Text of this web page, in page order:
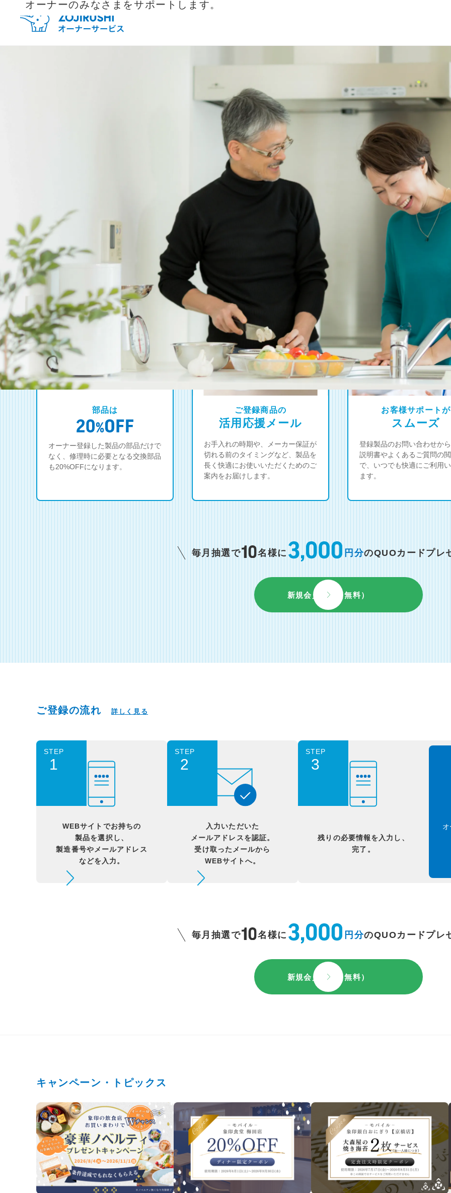
オーナーのみなさまをサポートします。
毎月抽選で 名様に 円分のQUOカードプレ
新規会員登録（無料） ログイン
※新規会員登録または追加製品登録をいただいた方が対象です
※オーナーサービスは日本国内にお住まいの個人の方向けサービスとなりま
オーナー限定！ つの登録特典
部品は
オーナー登録した製品の部品だけで
なく、修理時に必要となる交換部品
も20%OFFになります。
ご登録商品の
活用応援メール
お手入れの時期や、メーカー保証が
切れる前のタイミングなど、製品を
長く快適にお使いいただくためのご
案内をお届けします。
お客様サポートが
スムーズ
登録製品のお問い合わせか
説明書やよくあるご質問の
で、いつでも快適にご利用
ます。
毎月抽選で 名様に 円分のQUOカードプレ
新規会員登録（無料）
ご登録の流れ 詳しく見る
STEP
1
WEBサイトでお持ちの
製品を選択し、
製造番号やメールアドレス
などを入力。
STEP
2
入力いただいた
メールアドレスを認証。
受け取ったメールから
WEBサイトへ。
STEP
3
残りの必要情報を入力し、
完了。
毎月抽選で 名様に 円分のQUOカードプレ
新規会員登録（無料）
キャンペーン・トピックス